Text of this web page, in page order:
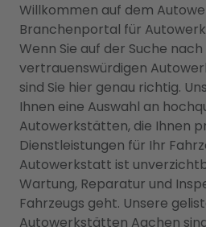
Willkommen auf dem
Branchenportal für
Wenn Sie auf der Suche
vertrauenswürdigen
sind Sie hier genau richtig.
Ihnen eine Auswahl an
Autowerkstätten, die Ihnen
Dienstleistungen für Ihr
Autowerkstatt ist
Wartung, Reparatur und
Fahrzeugs geht. Unsere
Autowerkstätten Aachen